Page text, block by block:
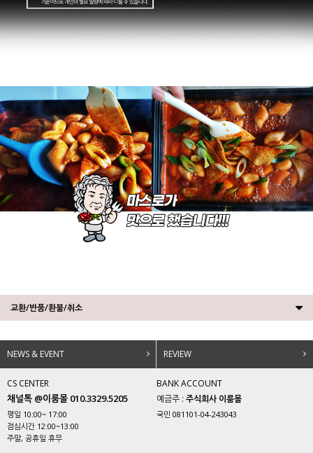
교환/반품/환불/취소
NEWS & EVENT REVIEW
CS CENTER
채널톡 @이룸몰 010.3329.5205
평일 10:00~ 17:00
점심시간 12:00~13:00
주말, 공휴일 휴무
BANK ACCOUNT
예금주 : 주식회사 이룸몰
국민 081101-04-243043